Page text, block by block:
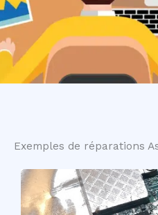
Exemples de réparations